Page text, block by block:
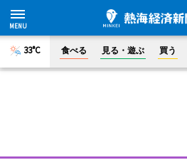
33°C 食べる 見る・遊ぶ 買う